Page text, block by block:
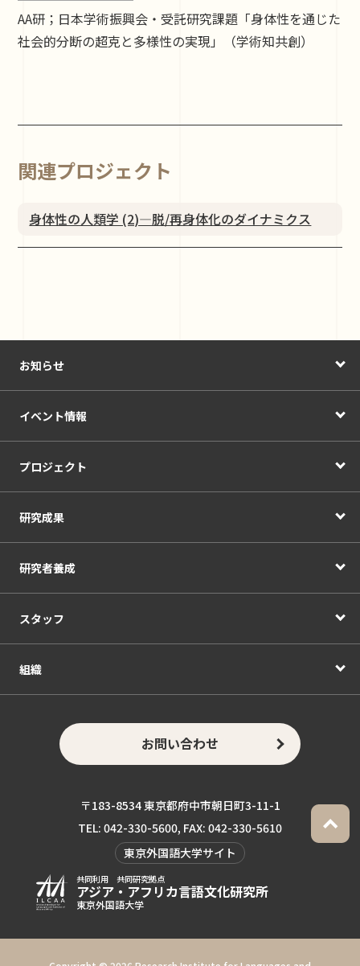
AA研；日本学術振興会・受託研究課題「身体性を通じた
社会的分断の超克と多様性の実現」（学術知共創）
関連プロジェクト
身体性の人類学 (2)―脱/再身体化のダイナミクス
お知らせ
イベント情報
プロジェクト
研究成果
研究者養成
スタッフ
組織
お問い合わせ
〒183-8534 東京都府中市朝日町3-11-1
TEL: 042-330-5600, FAX: 042-330-5610
東京外国語大学サイト
共同利用 共同研究拠点
アジア・アフリカ言語文化研究所
東京外国語大学